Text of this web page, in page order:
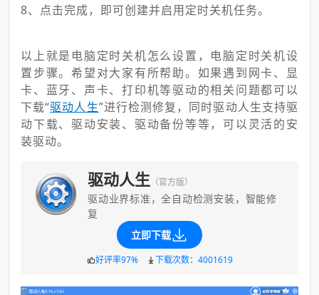
8、点击完成，即可创建并启用定时关机任务。
以上就是电脑定时关机怎么设置，电脑定时关机设
置步骤。希望对大家有所帮助。如果遇到网卡、显
卡、蓝牙、声卡、打印机等驱动的相关问题都可以
下载“驱动人生”进行检测修复，同时驱动人生支持驱
动下载、驱动安装、驱动备份等等，可以灵活的安
装驱动。
驱动人生 （官方版）
驱动业界标准，全自动检测安装，智能修
复
立即下载
好评率97% 下载次数：4001619